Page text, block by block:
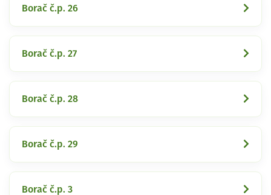
Borač č.p. 26
Borač č.p. 27
Borač č.p. 28
Borač č.p. 29
Borač č.p. 3